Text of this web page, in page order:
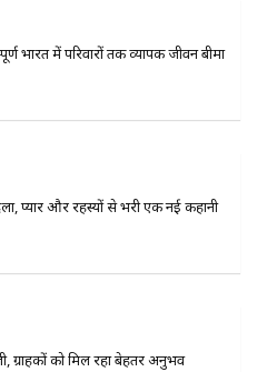
में परिवारों तक व्यापक जीवन बीमा
प्यार और रहस्यों से भरी एक नई कहानी
ग्राहकों को मिल रहा बेहतर अनुभव